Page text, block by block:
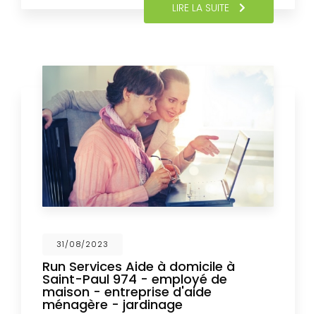
LIRE LA SUITE
31/08/2023
Run Services Aide à domicile à
Saint-Paul 974 - employé de
maison - entreprise d'aide
ménagère - jardinage